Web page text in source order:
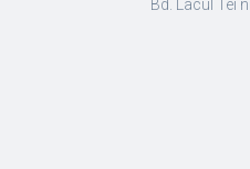
Bd. Lacul Tei